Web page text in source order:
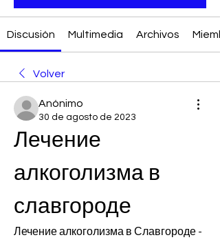
Discusión Multimedia Archivos
Volver
Anónimo
30 de agosto de 2023
Лечение
алкоголизма в
славгороде
Лечение алкоголизма в Славгороде -